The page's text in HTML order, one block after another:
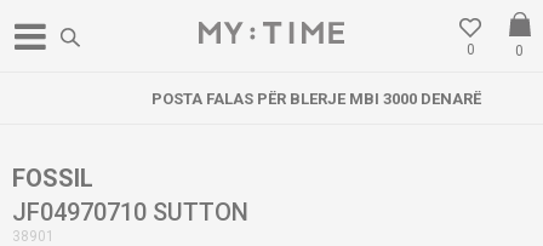
0
0
POSTA FALAS PËR BLERJE MBI 3000 DENARË
FOSSIL
JF04970710 SUTTON
38901